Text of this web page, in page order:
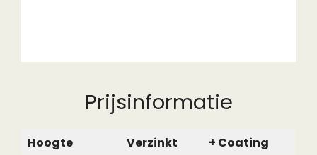
Prijsinformatie
Hoogte Verzinkt
+ Coating